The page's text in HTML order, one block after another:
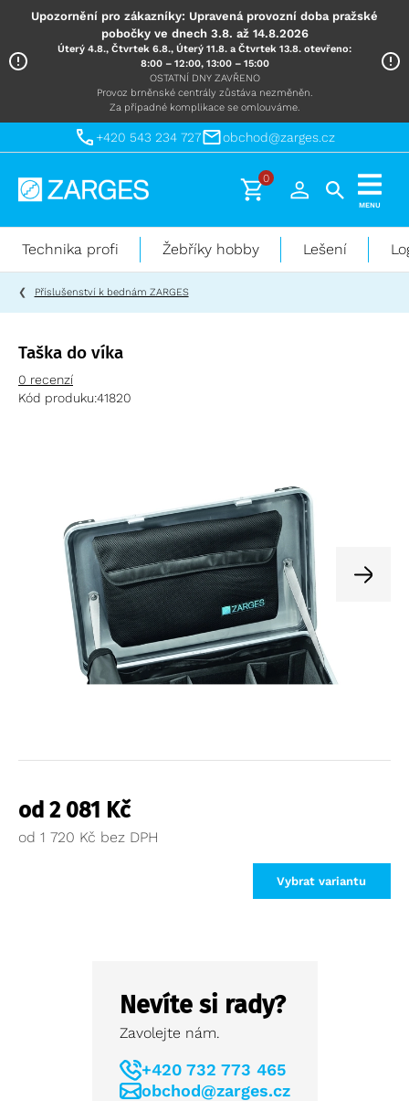
Upozornění pro zákazníky: Upravená provozní doba pražské
pobočky ve dnech 3.8. až 14.8.2026
Úterý 4.8., Čtvrtek 6.8., Úterý 11.8. a Čtvrtek 13.8. otevřeno:
8:00 – 12:00, 13:00 – 15:00
OSTATNÍ DNY ZAVŘENO
Provoz brněnské centrály zůstáva nezměněn.
Za případné komplikace se omlouváme.
+420 543 234 727 obchod@zarges.cz
Technika
práci
výškách
0
MENU
Technika profi Žebříky hobby Lešení
Příslušenství k bednám ZARGES
Taška do víka
0 recenzí
Kód produku:41820
od 2 081 Kč
od 1 720 Kč
Vybrat variantu
Nevíte si rady?
Zavolejte nám.
+420 732 773 465
obchod@zarges.cz